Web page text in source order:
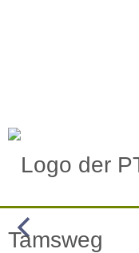
Tamsweg